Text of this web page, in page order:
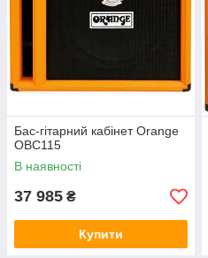
Бас-гітарний кабінет Orange
OBC115
В наявності
37 985 ₴
Купити